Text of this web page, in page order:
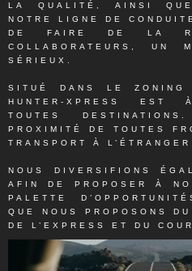
LA QUALITÉ, AINSI
NOTRE LIGNE DE
DE FAIRE DE LA
COLLABORATEURS, UN
SÉRIEUX.
SITUÉ DANS LE ZONING
HUNTER-XPRESS EST
TOUTES
PROXIMITÉ DE TOUTES
TRANSPORT À
NOUS DIVERSIFIONS
AFIN DE PROPOSER À
PALETTE
QUE NOUS PROPOSONS
DE L’EXPRESS ET DU